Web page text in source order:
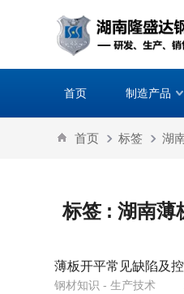
首页 制造产品
首页 标签 湖
标签 : 湖南薄
薄板开平常见缺陷及
钢材知识 - 生产技术